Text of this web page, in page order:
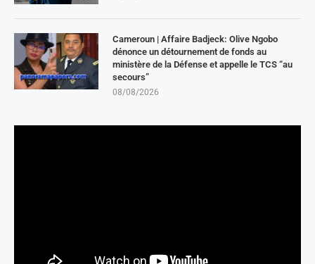
Cameroun | Affaire Badjeck: Olive Ngobo
dénonce un détournement de fonds au
ministère de la Défense et appelle le TCS “au
secours”
08/08/2026